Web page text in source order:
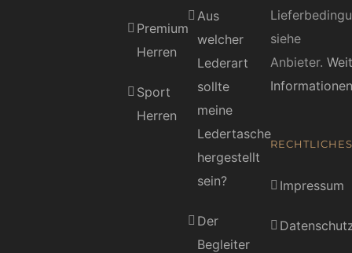
Premium
Herren
Sport
Herren
Aus
welcher
Lederart
sollte
meine
Ledertasche
hergestellt
sein?
Der
Begleiter
siehe
Anbieter.
Informationen
RECHTLICHES
Impressum